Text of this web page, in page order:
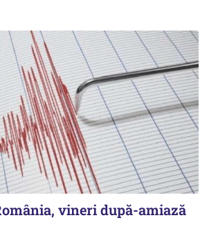
vineri după-amiază